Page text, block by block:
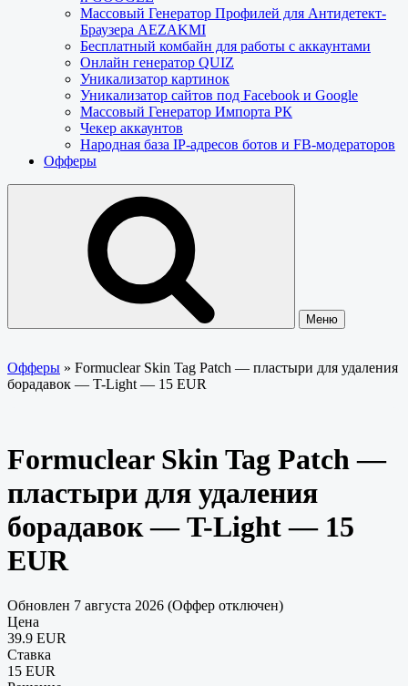
Массовый Генератор Профилей для Антидетект-
Браузера AEZAKMI
Бесплатный комбайн для работы с аккаунтами
Онлайн генератор QUIZ
Уникализатор картинок
Уникализатор сайтов под Facebook и Google
Массовый Генератор Импорта РК
Чекер аккаунтов
Народная база IP-адресов ботов и FB-модераторов
Офферы
Меню
Офферы » Formuclear Skin Tag Patch — пластыри для удаления
борадавок — T-Light — 15 EUR
Formuclear Skin Tag Patch —
пластыри для удаления
борадавок — T-Light — 15
EUR
Обновлен 7 августа 2026 (Оффер отключен)
Цена
39.9 EUR
Ставка
15 EUR